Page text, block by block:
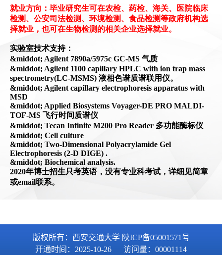
版权所有：西安交通大学 陕ICP备05001571号
开通时间： 2025-10-26 访问量： 00001114